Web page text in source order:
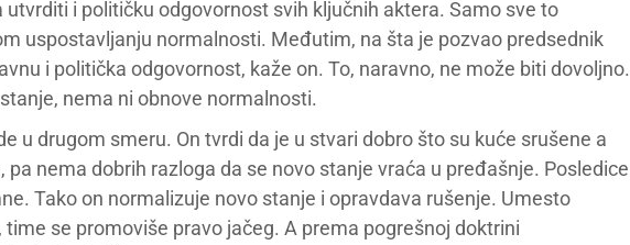
i političku odgovornost svih ključnih aktera. Samo sve to
uspostavljanju normalnosti. Međutim, na šta je pozvao predsednik
i politička odgovornost, kaže on. To, naravno, ne može biti dovoljno.
nema ni obnove normalnosti.
u drugom smeru. On tvrdi da je u stvari dobro što su kuće srušene a
nema dobrih razloga da se novo stanje vraća u pređašnje. Posledice
Tako on normalizuje novo stanje i opravdava rušenje. Umesto
se promoviše pravo jačeg. A prema pogrešnoj doktrini